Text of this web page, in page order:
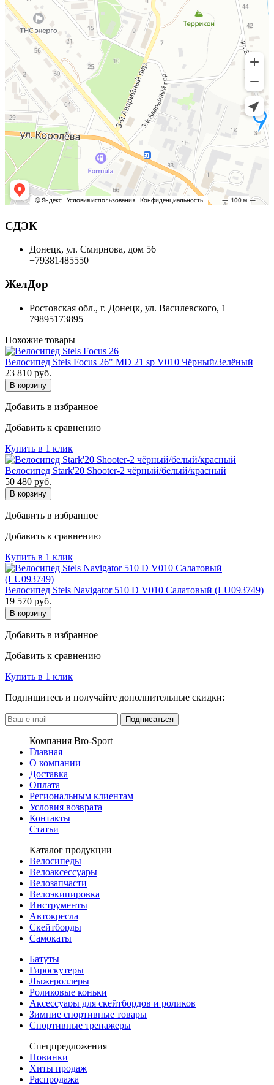
СДЭК
Донецк, ул. Смирнова, дом 56
+79381485550
ЖелДор
Ростовская обл., г. Донецк, ул. Василевского, 1
79895173895
Похожие товары
Велосипед Stels Focus 26" MD 21 sp V010 Чёрный/Зелёный
23 810 руб.
В корзину
Добавить в избранное
Добавить к сравнению
Купить в 1 клик
Велосипед Stark'20 Shooter-2 чёрный/белый/красный
50 480 руб.
В корзину
Добавить в избранное
Добавить к сравнению
Купить в 1 клик
Велосипед Stels Navigator 510 D V010 Салатовый (LU093749)
19 570 руб.
В корзину
Добавить в избранное
Добавить к сравнению
Купить в 1 клик
Подпишитесь и получайте дополнительные скидки:
Подписаться
Компания Bro-Sport
Главная
О компании
Доставка
Оплата
Региональным клиентам
Условия возврата
Контакты
Статьи
Каталог продукции
Велосипеды
Велоаксессуары
Велозапчасти
Велоэкипировка
Инструменты
Автокресла
Скейтборды
Самокаты
Батуты
Гироскутеры
Лыжероллеры
Роликовые коньки
Аксессуары для скейтбордов и роликов
Зимние спортивные товары
Спортивные тренажеры
Спецпредложения
Новинки
Хиты продаж
Распродажа